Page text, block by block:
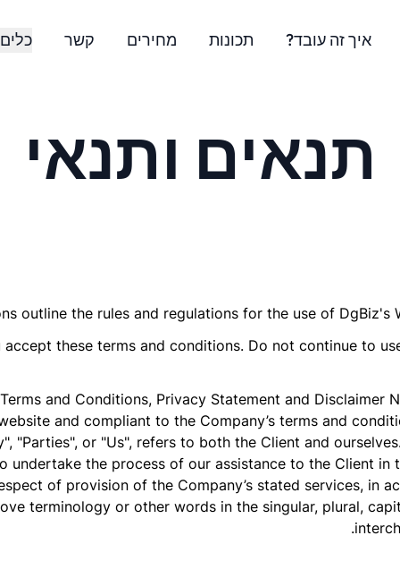
איך זה עובד? תכונות מחירים קשר
תנאים ותנאי
outline the rules and regulations for the use of DgBiz's
accept these terms and conditions. Do not continue to
and Conditions, Privacy Statement and Disclaimer
and compliant to the Company’s terms and
"Parties", or "Us", refers to both the Client and
undertake the process of our assistance to the Client
of provision of the Company’s stated services, in
terminology or other words in the singular, plural,